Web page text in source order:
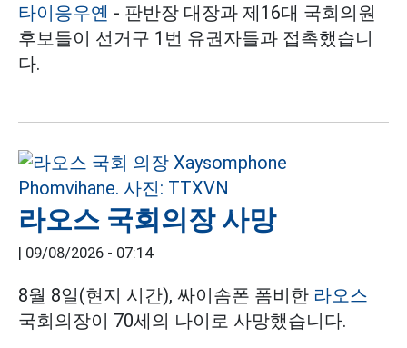
타이응우옌 - 판반장 대장과 제16대 국회의원
후보들이 선거구 1번 유권자들과 접촉했습니
다.
라오스 국회의장 사망
| 09/08/2026 - 07:14
8월 8일(현지 시간), 싸이솜폰 폼비한 라오스
국회의장이 70세의 나이로 사망했습니다.